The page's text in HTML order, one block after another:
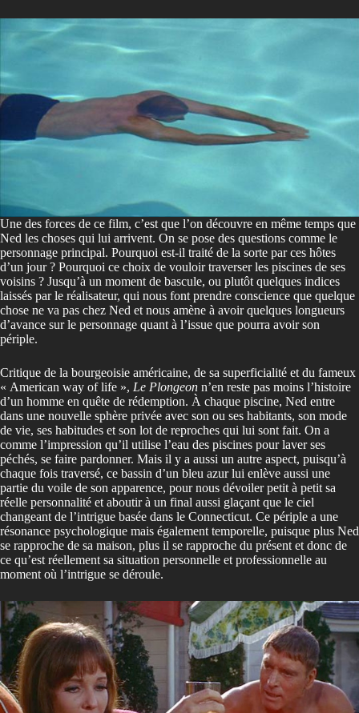
Une des forces de ce film, c’est que l’on découvre en même temps que
Ned les choses qui lui arrivent. On se pose des questions comme le
personnage principal. Pourquoi est-il traité de la sorte par ces hôtes
d’un jour ? Pourquoi ce choix de vouloir traverser les piscines de ses
voisins ? Jusqu’à un moment de bascule, ou plutôt quelques indices
laissés par le réalisateur, qui nous font prendre conscience que quelque
chose ne va pas chez Ned et nous amène à avoir quelques longueurs
d’avance sur le personnage quant à l’issue que pourra avoir son
périple.
Critique de la bourgeoisie américaine, de sa superficialité et du fameux
« American way of life », Le Plongeon n’en reste pas moins l’histoire
d’un homme en quête de rédemption. À chaque piscine, Ned entre
dans une nouvelle sphère privée avec son ou ses habitants, son mode
de vie, ses habitudes et son lot de reproches qui lui sont fait. On a
comme l’impression qu’il utilise l’eau des piscines pour laver ses
péchés, se faire pardonner. Mais il y a aussi un autre aspect, puisqu’à
chaque fois traversé, ce bassin d’un bleu azur lui enlève aussi une
partie du voile de son apparence, pour nous dévoiler petit à petit sa
réelle personnalité et aboutir à un final aussi glaçant que le ciel
changeant de l’intrigue basée dans le Connecticut. Ce périple a une
résonance psychologique mais également temporelle, puisque plus Ned
se rapproche de sa maison, plus il se rapproche du présent et donc de
ce qu’est réellement sa situation personnelle et professionnelle au
moment où l’intrigue se déroule.